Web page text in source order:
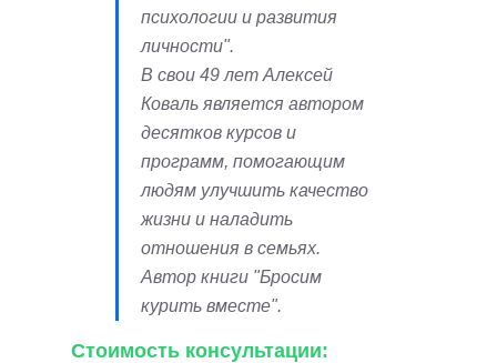
психологии и развития
личности".
В свои 49 лет Алексей
Коваль является автором
десятков курсов и
программ, помогающим
людям улучшить качество
жизни и наладить
отношения в семьях.
Автор книги "Бросим
курить вместе".
Стоимость консультации: